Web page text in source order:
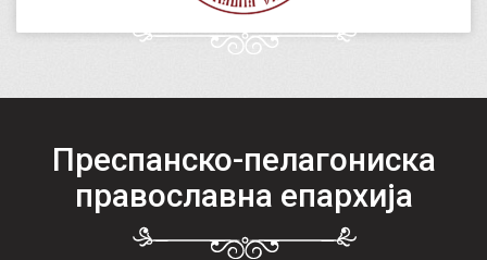
Преспанско-пелагониска
православна епархија